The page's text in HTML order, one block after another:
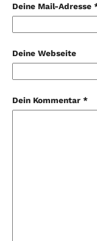
Deine Mail-Adresse
Deine Webseite
Dein Kommentar *